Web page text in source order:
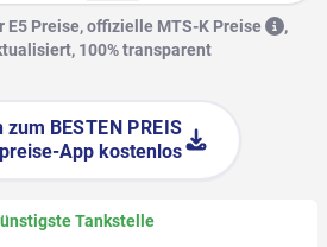
E5 Preise, offizielle MTS-K Preise
,
100% transparent
zum BESTEN PREIS
App kostenlos
Tankstelle